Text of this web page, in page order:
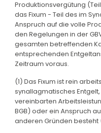
Produktionsvergütung (Teil
das Fixum - Teil des im
Anspruch auf die volle
den Regelungen in der
gesamten betreffenden
entsprechenden
Zeitraum voraus.
(1) Das Fixum ist rein
synallagmatisches
vereinbarten
BGB) oder ein Anspruch
anderen Gründen besteht